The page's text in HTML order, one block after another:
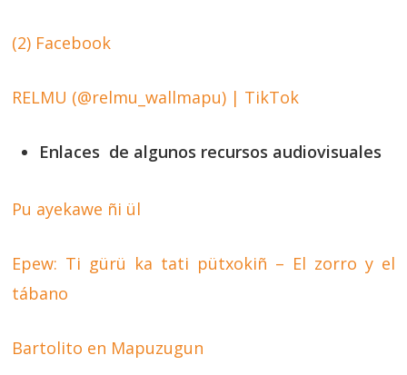
(2) Facebook
RELMU (@relmu_wallmapu) | TikTok
Enlaces de algunos recursos audiovisuales
Pu ayekawe ñi ül
Epew: Ti gürü ka tati pütxokiñ – El zorro y el
tábano
Bartolito en Mapuzugun